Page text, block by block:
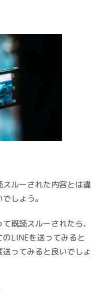
ルーされた内容とは違
しょう。
既読スルーされたら、
のLINEを送ってみると
送ってみると良いでしょ